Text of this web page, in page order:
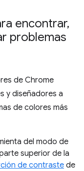
encontrar,
problemas
de Chrome
y diseñadores a
de colores más
del modo de
superior de la
de contraste de